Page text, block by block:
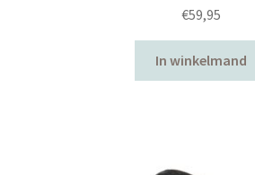
dierbenodigdheden
€59,95
In winkelmand